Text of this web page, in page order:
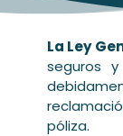
La Ley
seguros
póliza.